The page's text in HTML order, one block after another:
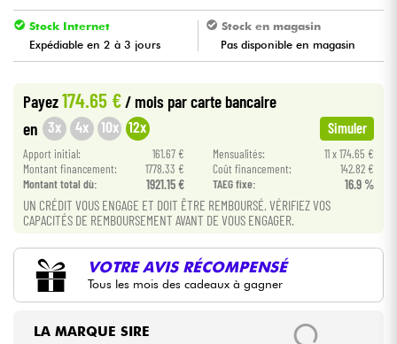
Violons & Quatuor
Câbles & Access.
HiFi
Packs
Voir nos marques
Stock Internet
Expédiable en 2 à 3 jours
Stock en magasin
Pas disponible en magasin
Payez174.65 €/ mois par carte bancaire
en 3x 4x 10x 12x Simuler
Apport initial: 161.67 € Mensualités:
11 x 174.65 €
Montant financement:
1778.33 € Coût financement:
142.82 €
Montant total dù:
1921.15 € TAEG fixe: 16.9 %
UN CRÉDIT VOUS ENGAGE ET DOIT ÊTRE REMBOURSÉ. VÉRIFIEZ VOS
CAPACITÉS DE REMBOURSEMENT AVANT DE VOUS ENGAGER.
VOTRE AVIS RÉCOMPENSÉ
Tous les mois des cadeaux à gagner
LA MARQUE SIRE